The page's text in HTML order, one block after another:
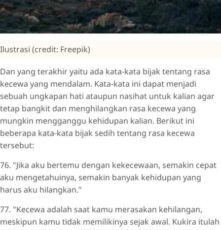
Ilustrasi (credit: Freepik)
Dan yang terakhir yaitu ada kata-kata bijak tentang rasa
kecewa yang mendalam. Kata-kata ini dapat menjadi
sebuah ungkapan hati ataupun nasihat untuk kalian agar
tetap bangkit dan menghilangkan rasa kecewa yang
mungkin mengganggu kehidupan kalian. Berikut ini
beberapa kata-kata bijak sedih tentang rasa kecewa
tersebut:
76. "Jika aku bertemu dengan kekecewaan, semakin cepat
aku mengetahuinya, semakin banyak kehidupan yang
harus aku hilangkan."
77. "Kecewa adalah saat kamu merasakan kehilangan,
meskipun kamu tidak memilikinya sejak awal. Kukira itulah